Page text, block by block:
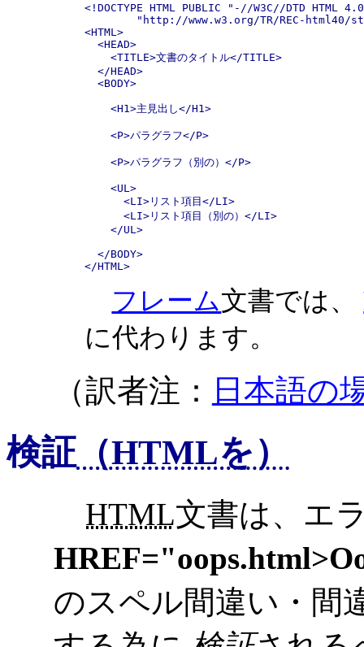
<!DOCTYPE HTML PUBLIC "-//W3C//DTD HTML
"http://www.w3.org/TR/REC-html40/
<HTML>
  <HEAD>
    <TITLE>文書のタイトル</TITLE>
  </HEAD>
  <BODY>
    <H1>主見出し</H1>
    <P>パラグラフ</P>
    <P>パラグラフ（別の）</P>
    <UL>
      <LI>リスト項目</LI>
      <LI>リスト項目（別の）</LI>
    </UL>
  </BODY>
</HTML>
フレーム文書では、
に代わります。
（訳者注： 日本語の
検証 （HTMLを）
HTML文書は、エ
のスペル間違い・間